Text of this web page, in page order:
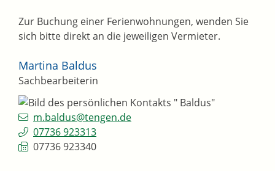
Zur Buchung einer Ferienwohnungen, wenden Sie
sich bitte direkt an die jeweiligen Vermieter.
Martina Baldus
Sachbearbeiterin
m.baldus@tengen.de
07736 923313
07736 923340